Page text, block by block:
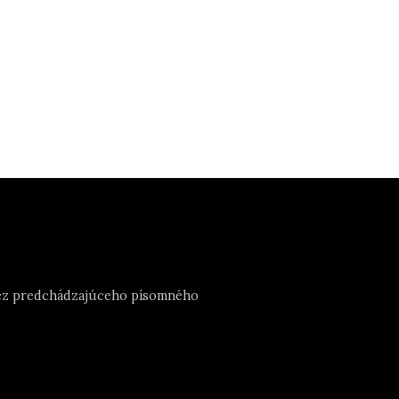
predchádzajúceho písomného